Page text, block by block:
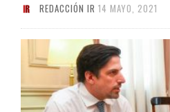
REDACCIÓN IR 14 MAYO, 2021